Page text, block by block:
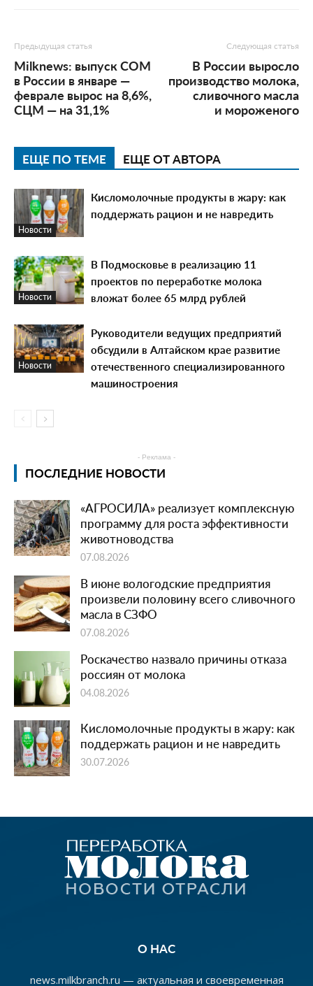
Предыдущая статья
Milknews: выпуск СОМ
в России в январе —
феврале вырос на 8,6%,
СЦМ — на 31,1%
Следующая статья
В России выросло
производство молока,
сливочного масла
и мороженого
ЕЩЕ ПО ТЕМЕ ЕЩЕ ОТ АВТОРА
Новости
Кисломолочные продукты в жару: как
поддержать рацион и не навредить
Новости
В Подмосковье в реализацию 11
проектов по переработке молока
вложат более 65 млрд рублей
Новости
Руководители ведущих предприятий
обсудили в Алтайском крае развитие
отечественного специализированного
машиностроения
- Реклама -
ПОСЛЕДНИЕ НОВОСТИ
«АГРОСИЛА» реализует комплексную
программу для роста эффективности
животноводства
07.08.2026
В июне вологодские предприятия
произвели половину всего сливочного
масла в СЗФО
07.08.2026
Роскачество назвало причины отказа
россиян от молока
04.08.2026
Кисломолочные продукты в жару: как
поддержать рацион и не навредить
30.07.2026
О НАС
news.milkbranch.ru — актуальная и своевременная